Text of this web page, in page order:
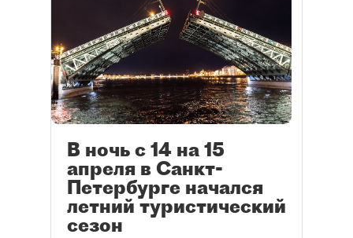
В ночь с 14 на 15
апреля в Санкт-
Петербурге начался
летний туристический
сезон